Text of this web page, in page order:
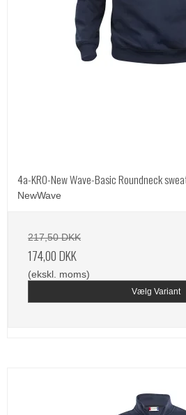
4a-KRO-New Wave-Basic Roundneck
NewWave
217,50 DKK
174,00 DKK
(ekskl. moms)
Vælg Variant